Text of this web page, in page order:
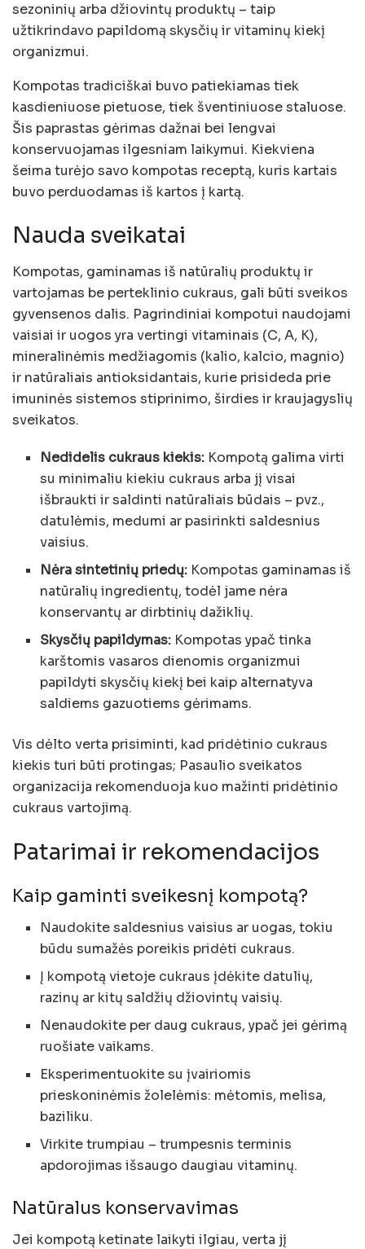
sezoninių arba džiovintų produktų – taip
užtikrindavo papildomą skysčių ir vitaminų kiekį
organizmui.
Kompotas tradiciškai buvo patiekiamas tiek
kasdieniuose pietuose, tiek šventiniuose staluose.
Šis paprastas gėrimas dažnai bei lengvai
konservuojamas ilgesniam laikymui. Kiekviena
šeima turėjo savo kompotas receptą, kuris kartais
buvo perduodamas iš kartos į kartą.
Nauda sveikatai
Kompotas, gaminamas iš natūralių produktų ir
vartojamas be perteklinio cukraus, gali būti sveikos
gyvensenos dalis. Pagrindiniai kompotui naudojami
vaisiai ir uogos yra vertingi vitaminais (C, A, K),
mineralinėmis medžiagomis (kalio, kalcio, magnio)
ir natūraliais antioksidantais, kurie prisideda prie
imuninės sistemos stiprinimo, širdies ir kraujagyslių
sveikatos.
Nedidelis cukraus kiekis: Kompotą galima virti
su minimaliu kiekiu cukraus arba jį visai
išbraukti ir saldinti natūraliais būdais – pvz.,
datulėmis, medumi ar pasirinkti saldesnius
vaisius.
Nėra sintetinių priedų: Kompotas gaminamas iš
natūralių ingredientų, todėl jame nėra
konservantų ar dirbtinių dažiklių.
Skysčių papildymas: Kompotas ypač tinka
karštomis vasaros dienomis organizmui
papildyti skysčių kiekį bei kaip alternatyva
saldiems gazuotiems gėrimams.
Vis dėlto verta prisiminti, kad pridėtinio cukraus
kiekis turi būti protingas; Pasaulio sveikatos
organizacija rekomenduoja kuo mažinti pridėtinio
cukraus vartojimą.
Patarimai ir rekomendacijos
Kaip gaminti sveikesnį kompotą?
Naudokite saldesnius vaisius ar uogas, tokiu
būdu sumažės poreikis pridėti cukraus.
Į kompotą vietoje cukraus įdėkite datulių,
razinų ar kitų saldžių džiovintų vaisių.
Nenaudokite per daug cukraus, ypač jei gėrimą
ruošiate vaikams.
Eksperimentuokite su įvairiomis
prieskoninėmis žolelėmis: mėtomis, melisa,
baziliku.
Virkite trumpiau – trumpesnis terminis
apdorojimas išsaugo daugiau vitaminų.
Natūralus konservavimas
Jei kompotą ketinate laikyti ilgiau, verta jį